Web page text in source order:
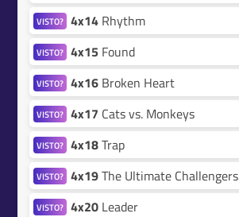
VISTO? 4x14 Rhythm
VISTO? 4x15 Found
VISTO? 4x16 Broken Heart
VISTO? 4x17 Cats vs. Monkeys
VISTO? 4x18Trap
VISTO? 4x19The Ultimate Challengers
VISTO? 4x20 Leader